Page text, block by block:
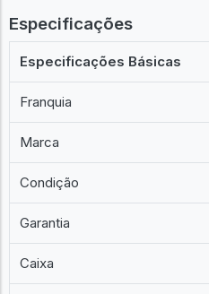
Especificações
Especificações Básicas
Franquia
Marca
Condição
Garantia
Caixa